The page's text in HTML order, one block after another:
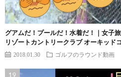
グアムだ！プールだ！水着だ！｜女子
リゾートカントリークラブ オーキッド
2018.01.30 ゴルフのラウンド動画